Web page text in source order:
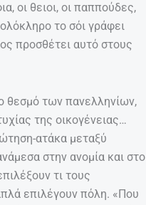
οι θειοι, οι παππούδες,
το σόι γράφει
προσθέτει αυτό στους
θεσμό των πανελληνίων,
της οικογένειας…
ατάκα μεταξύ
στην ανομία και στο
τι τους
επιλέγουν πόλη. «Που